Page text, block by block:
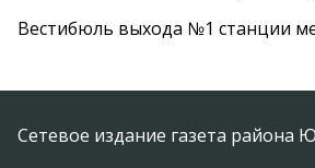
Вестибюль выхода №1 станции
Сетевое издание газета